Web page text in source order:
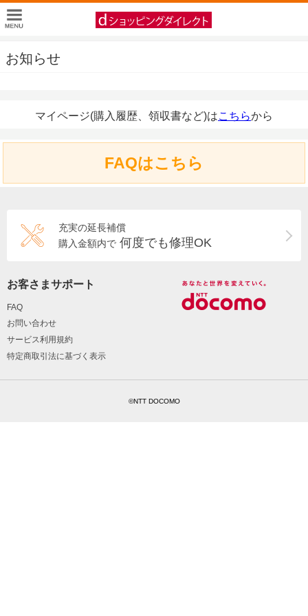
お知らせ
マイページ(購入履歴、領収書など)はこちらから
FAQはこちら
充実の延長補償
購入金額内で 何度でも修理OK
お客さまサポート
FAQ
お問い合わせ
サービス利用規約
特定商取引法に基づく表示
©NTT DOCOMO